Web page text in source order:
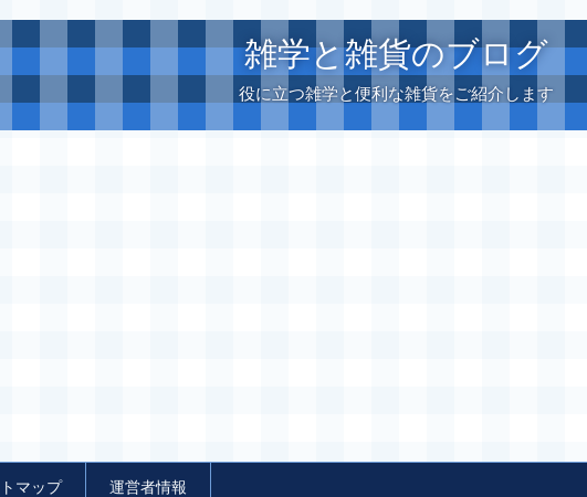
雑学と雑貨のブログ
役に立つ雑学と便利な雑貨をご紹介します
マップ 運営者情報